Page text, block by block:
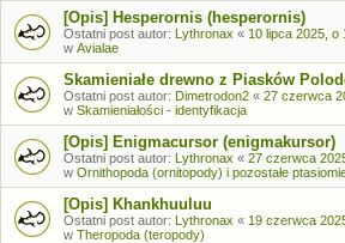
[Opis] Hesperornis (hesperornis)
Ostatni post autor: Lythronax « 10 lipca 2025, o
w Avialae
Skamieniałe drewno z Piasków
Ostatni post autor: Dimetrodon2 « 27 czerwca
w Skamieniałości - identyfikacja
[Opis] Enigmacursor (enigmakursor)
Ostatni post autor: Lythronax « 27 czerwca
w Ornithopoda (ornitopody) i pozostałe
[Opis] Khankhuuluu
Ostatni post autor: Lythronax « 19 czerwca
w Theropoda (teropody)